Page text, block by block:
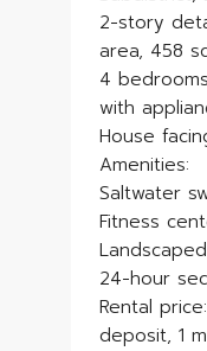
2-story
area, 458
4
with
House
Amenities:
Saltwater
Fitness
24-hour
Rental
deposit, 1